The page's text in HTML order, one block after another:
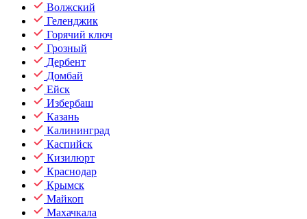
Волжский
Геленджик
Горячий ключ
Грозный
Дербент
Домбай
Ейск
Избербаш
Казань
Калининград
Каспийск
Кизилюрт
Краснодар
Крымск
Майкоп
Махачкала